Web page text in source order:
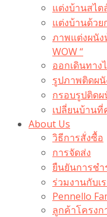
แต่งบ้านสไ
แต่งบ้านด้ว
ภาพแต่งผนัง
WOW “
ออกเดินทาง
รูปภาพติดผ
กรอบรูปติด
เปลี่ยนบ้าน
About Us
วิธีการสั่งซื้อ
การจัดส่ง
ยืนยันการชำ
ร่วมงานกับเ
Pennello
ลูกค้าโครงก